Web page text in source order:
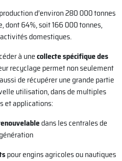
d’environ 280 000 tonnes
dont 64%, soit 166 000 tonnes,
domestiques.
à unecollecte spécifique des
recyclage permet non seulement
de récupérer une grande partie
utilisation, dans de multiples
et applications:
dans les centrales de
pour engins agricoles ou nautiques